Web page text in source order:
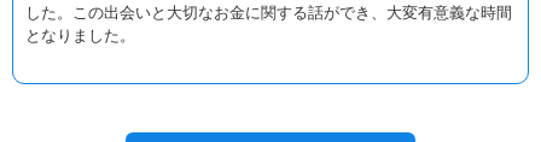
した。この出会いと大切なお金に関する話ができ、大変有意義な時間
となりました。